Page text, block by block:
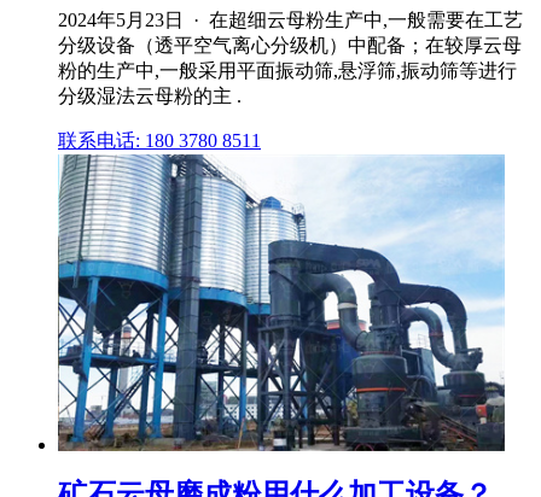
2024年5月23日 · 在超细云母粉生产中,一般需要在工艺
分级设备（透平空气离心分级机）中配备；在较厚云母
粉的生产中,一般采用平面振动筛,悬浮筛,振动筛等进行
分级湿法云母粉的主 .
联系电话: 180 3780 8511